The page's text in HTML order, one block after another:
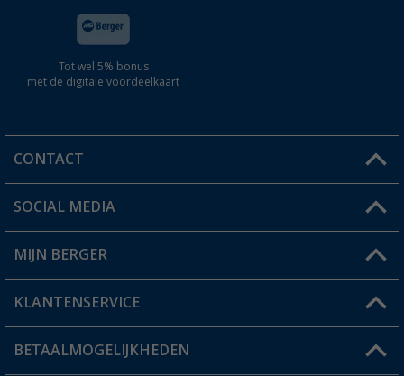
Tot wel 5% bonus
met de digitale voordeelkaart
CONTACT
Een vraag?
Winkel vinden
SOCIAL MEDIA
MIJN BERGER
Mijn account
Status bestelling
KLANTENSERVICE
FAQ & Contact
BETAALMOGELIJKHEDEN